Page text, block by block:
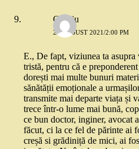
Ovidiu
22 AUGUST 2021/2:00 PM
E., De fapt, viziunea ta
tristă, pentru că e
dorești mai multe bunuri
sănătății emoționale a
transmite mai departe viața și
trece într-o lume mai bună,
ce bun doctor, inginer, avocat
făcut, ci la ce fel de părinte ai
creșă si grădiniță de mici, ai